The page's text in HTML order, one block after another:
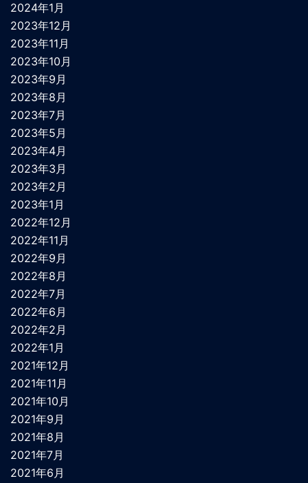
2024年1月
2023年12月
2023年11月
2023年10月
2023年9月
2023年8月
2023年7月
2023年5月
2023年4月
2023年3月
2023年2月
2023年1月
2022年12月
2022年11月
2022年9月
2022年8月
2022年7月
2022年6月
2022年2月
2022年1月
2021年12月
2021年11月
2021年10月
2021年9月
2021年8月
2021年7月
2021年6月